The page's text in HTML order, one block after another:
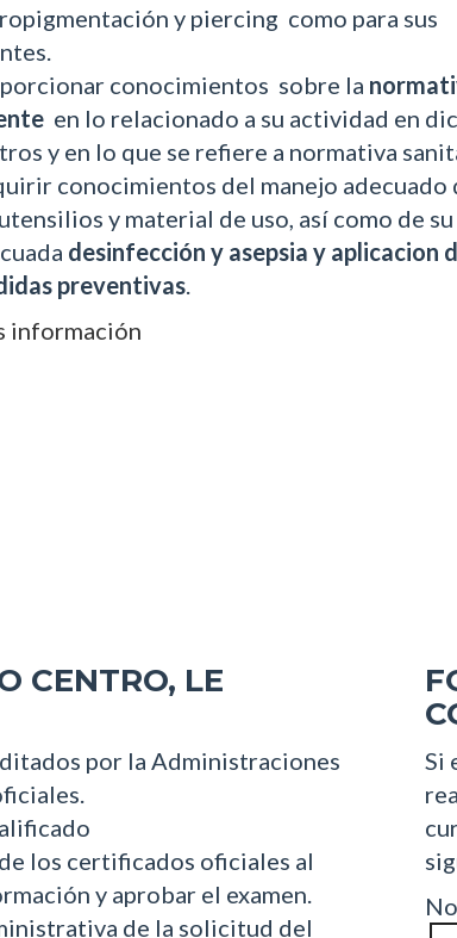
y piercing como para sus
conocimientos sobre la
en lo relacionado a su actividad en
y en lo que se refiere a normativa
conocimientos del manejo adecuado
y material de uso, así como de su
desinfección y asepsia y aplicacion
preventivas.
información
CENTRO, LE
por la Administraciones
los certificados oficiales al
y aprobar el examen.
de la solicitud del
Si